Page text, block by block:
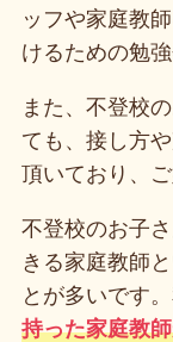
ッフや家庭教
けるための勉
また、不登校
ても、接し方
頂いており、
不登校のお子
きる家庭教師
とが多いです
持った家庭教